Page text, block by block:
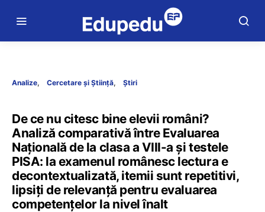
Analize Cercetare și Știință Știri
De ce nu citesc bine elevii români?
Analiză comparativă între Evaluarea
Națională de la clasa a VIII-a și testele
PISA: la examenul românesc lectura e
decontextualizată, itemii sunt repetitivi,
lipsiți de relevanță pentru evaluarea
competențelor la nivel înalt